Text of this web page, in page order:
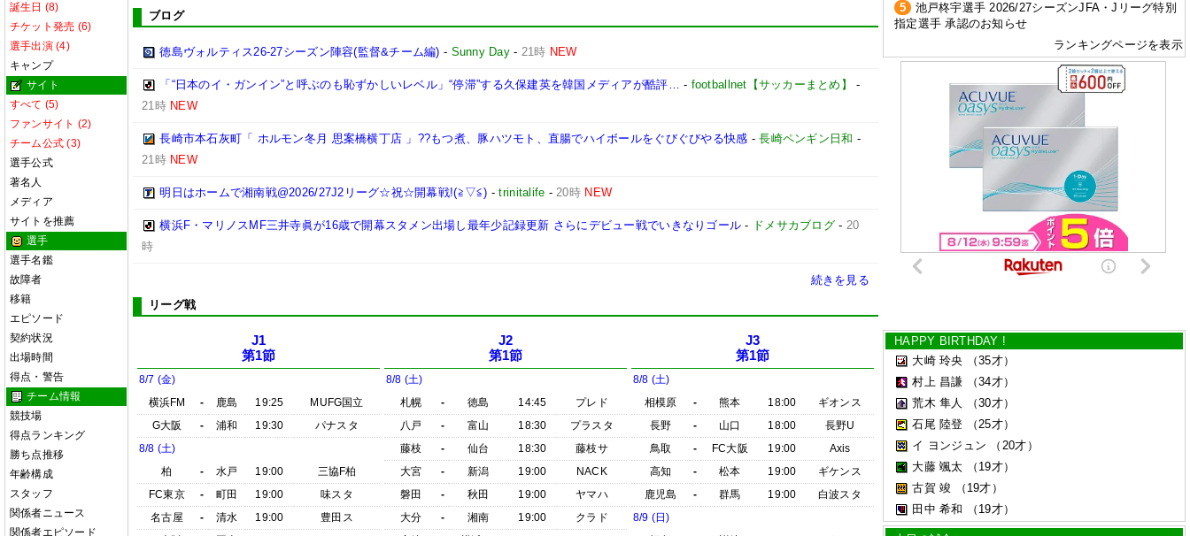
誕生日 (8)
チケット発売 (6)
選手出演 (4)
キャンプ
サイト
すべて (5)
ファンサイト (2)
チーム公式 (3)
選手公式
著名人
メディア
サイトを推薦
選手
選手名鑑
故障者
移籍
エピソード
契約状況
出場時間
得点・警告
チーム情報
競技場
得点ランキング
勝ち点推移
年齢構成
スタッフ
関係者ニュース
関係者エピソード
ブログ
徳島ヴォルティス26-27シーズン陣容(監督&チーム編) - Sunny Day- 21時 NEW
「“日本のイ・ガンイン”と呼ぶのも恥ずかしいレベル」“停滞”する久保建英を韓国メディアが酷評… - footballnet【サッカーまとめ】
-
21時 NEW
長崎市本石灰町「 ホルモン冬月 思案橋横丁店 」??もつ煮、豚ハツモト、直腸でハイボールをぐびぐびやる快感 -長崎ペンギン日和 -
21時 NEW
明日はホームで湘南戦@2026/27J2リーグ☆祝☆開幕戦!(≧▽≦) -trinitalife -20時 NEW
横浜F・マリノスMF三井寺眞が16歳で開幕スタメン出場し最年少記録更新 さらにデビュー戦でいきなりゴール - ドメサカブログ- 20
時
続きを見る
リーグ戦
J1
第1節
8/7 (金)
横浜FM
- 鹿島 19:25
MUFG国立
G大阪
- 浦和 19:30
パナスタ
8/8 (土)
柏
- 水戸 19:00
三協F柏
FC東京
- 町田 19:00
味スタ
名古屋
- 清水 19:00
豊田ス
J2
第1節
8/8 (土)
札幌
- 徳島 14:45
プレド
八戸
- 富山 18:30
プラスタ
藤枝
- 仙台 18:30
藤枝サ
大宮
- 新潟 19:00
NACK
磐田
- 秋田 19:00
ヤマハ
大分
- 湘南 19:00
クラド
J3
第1節
8/8 (土)
相模原
- 熊本 18:00
ギオンス
長野
- 山口 18:00
長野U
鳥取
- FC大阪 19:00
Axis
高知
- 松本 19:00
ギケンス
鹿児島
- 群馬 19:00
白波スタ
8/9 (日)
5
池戸柊宇選手 2026/27シーズンJFA・Jリーグ特別
指定選手 承認のお知らせ
ランキングページを表示
HAPPY BIRTHDAY !
大崎 玲央
（35才）
村上 昌謙
（34才）
荒木 隼人
（30才）
石尾 陸登
（25才）
イ ヨンジュン
（20才）
大藤 颯太
（19才）
古賀 竣
（19才）
田中 希和
（19才）